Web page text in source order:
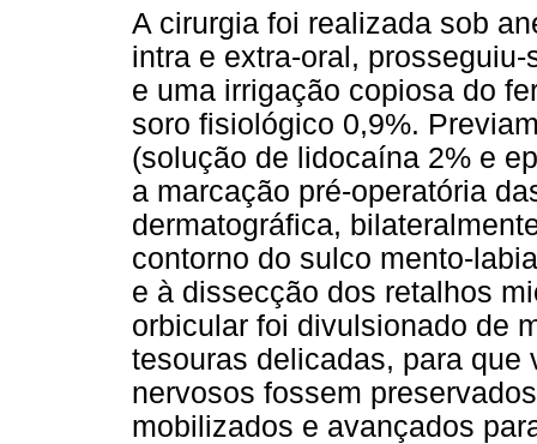
A cirurgia foi realizada sob
intra e extra-oral,
e uma irrigação copiosa do
soro fisiológico 0,9%.
(solução de lidocaína 2% e
a marcação pré-operatória
dermatográfica,
contorno do sulco mento-
e à dissecção dos retalhos
orbicular foi divulsionado de
tesouras delicadas, para
nervosos fossem
mobilizados e avançados